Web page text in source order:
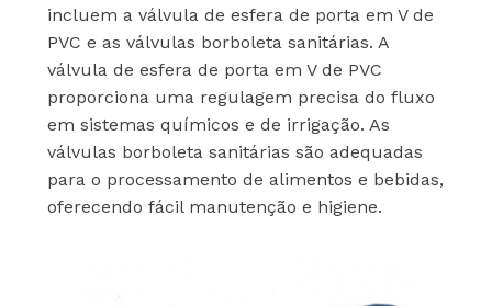
incluem a válvula de esfera de porta em V de
PVC e as válvulas borboleta sanitárias. A
válvula de esfera de porta em V de PVC
proporciona uma regulagem precisa do fluxo
em sistemas químicos e de irrigação. As
válvulas borboleta sanitárias são adequadas
para o processamento de alimentos e bebidas,
oferecendo fácil manutenção e higiene.